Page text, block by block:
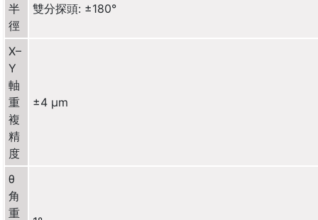
半
徑
雙分探頭: ±180°
X–
Y
軸
重
複
精
度
±4 µm
θ
角
重